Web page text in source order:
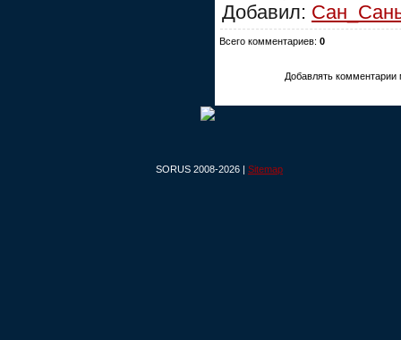
Добавил:
Всего комментариев: 0
Добавлять комментарии
SORUS 2008-2026 | Sitemap